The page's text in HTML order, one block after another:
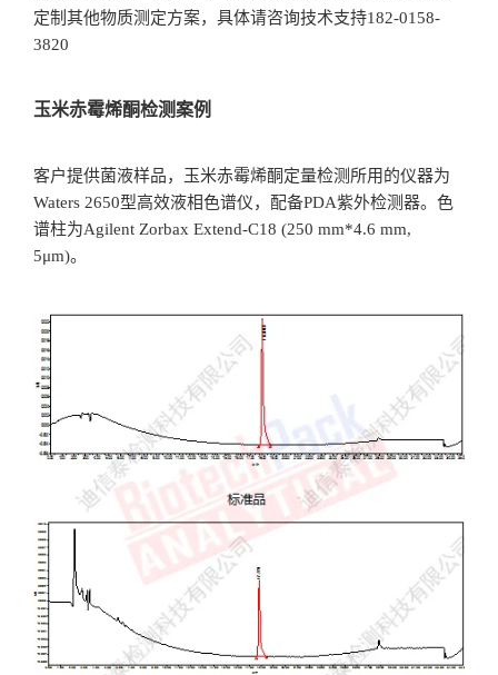
定制其他物质测定方案，具体请咨询技术支持182-0158-
3820
玉米赤霉烯酮检测案例
客户提供菌液样品，玉米赤霉烯酮定量检测所用的仪器为
Waters 2650型高效液相色谱仪，配备PDA紫外检测器。色
谱柱为Agilent Zorbax Extend-C18 (250 mm*4.6 mm,
5μm)。